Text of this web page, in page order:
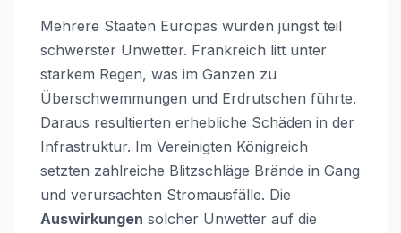
Mehrere Staaten Europas wurden jüngst teil
schwerster Unwetter. Frankreich litt unter
starkem Regen, was im Ganzen zu
Überschwemmungen und Erdrutschen führte.
Daraus resultierten erhebliche Schäden in der
Infrastruktur. Im Vereinigten Königreich
setzten zahlreiche Blitzschläge Brände in Gang
und verursachten Stromausfälle. Die
Auswirkungen solcher Unwetter auf die